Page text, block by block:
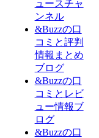
ュースチャ
ンネル
&Buzzの口
コミと評判
情報まとめ
ブログ
&Buzzの口
コミとレビ
ュー情報ブ
ログ
&Buzzの口